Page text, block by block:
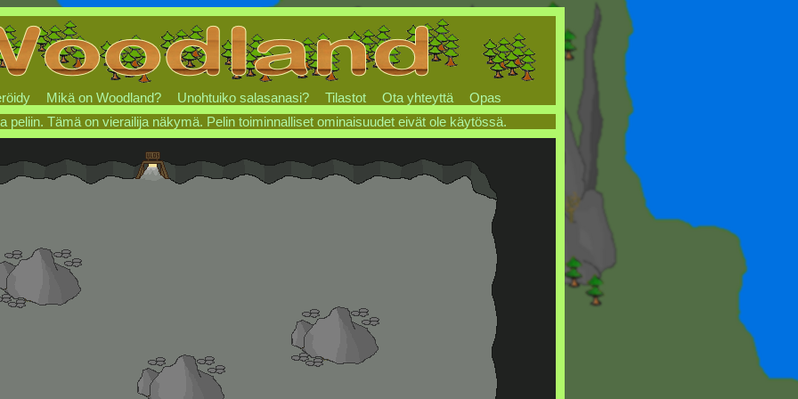
Mikä on Woodland? Unohtuiko salasanasi? Tilastot Ota yhteyttä
Opas
peliin. Tämä on vierailija näkymä. Pelin toiminnalliset ominaisuudet eivät ole käytössä.